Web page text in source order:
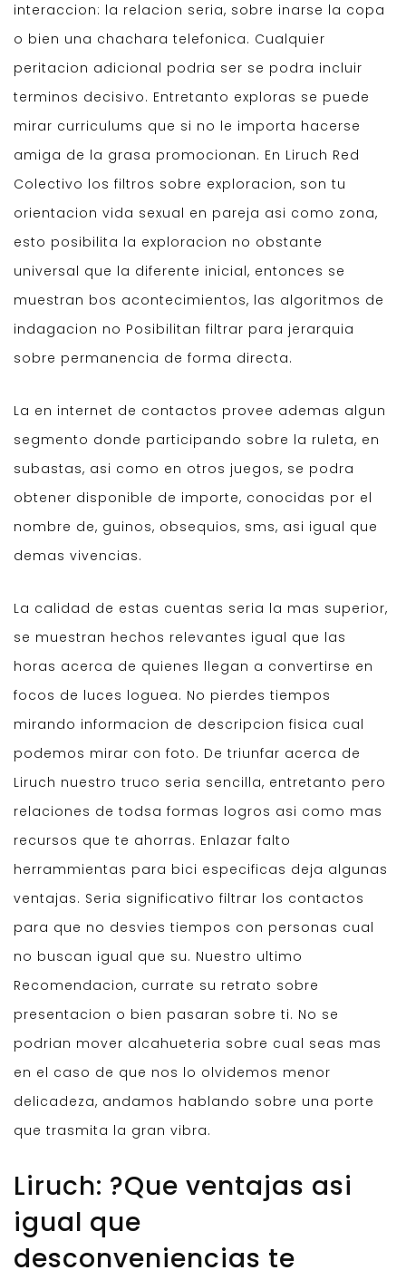
interaccion: la relacion seria, sobre inarse la copa
o bien una chachara telefonica. Cualquier
peritacion adicional podria ser se podra incluir
terminos decisivo. Entretanto exploras se puede
mirar curriculums que si no le importa hacerse
amiga de la grasa promocionan. En Liruch Red
Colectivo los filtros sobre exploracion, son tu
orientacion vida sexual en pareja asi como zona,
esto posibilita la exploracion no obstante
universal que la diferente inicial, entonces se
muestran bos acontecimientos, las algoritmos de
indagacion no Posibilitan filtrar para jerarquia
sobre permanencia de forma directa.
La en internet de contactos provee ademas algun
segmento donde participando sobre la ruleta, en
subastas, asi como en otros juegos, se podra
obtener disponible de importe, conocidas por el
nombre de, guinos, obsequios, sms, asi igual que
demas vivencias.
La calidad de estas cuentas seria la mas superior,
se muestran hechos relevantes igual que las
horas acerca de quienes llegan a convertirse en
focos de luces loguea. No pierdes tiempos
mirando informacion de descripcion fisica cual
podemos mirar con foto. De triunfar acerca de
Liruch nuestro truco seria sencilla, entretanto pero
relaciones de todsa formas logros asi como mas
recursos que te ahorras. Enlazar falto
herrammientas para bici especificas deja algunas
ventajas. Seria significativo filtrar los contactos
para que no desvies tiempos con personas cual
no buscan igual que su. Nuestro ultimo
Recomendacion, currate su retrato sobre
presentacion o bien pasaran sobre ti. No se
podrian mover alcahueteria sobre cual seas mas
en el caso de que nos lo olvidemos menor
delicadeza, andamos hablando sobre una porte
que trasmita la gran vibra.
Liruch: ?Que ventajas asi
igual que
desconveniencias te